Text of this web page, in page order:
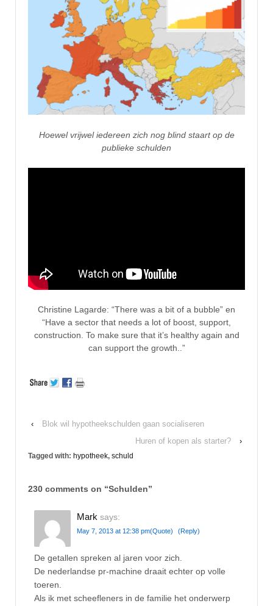
Hoewel vrijwel iedereen zich nog blind staart op de
publieke schulden
Christine Lagarde: “There was a bit of a bubble” en
“Have a sector that needs a lot of boost, support,
construction. To make sure that it’s healthy again and
can support the growth..”
‹
Blok wil hypotheekschulden gaan socialiseren
Huren of kopen als starter?
›
Tagged with: hypotheek, schuld
230 comments on “Schulden”
Mark says:
May 7, 2013 at 12:38 pm(Quote) (Reply)
De getallen spreken al jaren voor zich.
De nederlandse pr-machine draait echter op volle
toeren.
Als ik met scheefleners in de familie het onderwerp